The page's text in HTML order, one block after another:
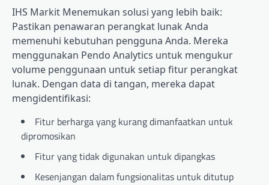
IHS Markit Menemukan solusi yang lebih baik:
Pastikan penawaran perangkat lunak Anda
memenuhi kebutuhan pengguna Anda. Mereka
menggunakan Pendo Analytics untuk mengukur
volume penggunaan untuk setiap fitur perangkat
lunak. Dengan data di tangan, mereka dapat
mengidentifikasi:
Fitur berharga yang kurang dimanfaatkan untuk
dipromosikan
Fitur yang tidak digunakan untuk dipangkas
Kesenjangan dalam fungsionalitas untuk ditutup